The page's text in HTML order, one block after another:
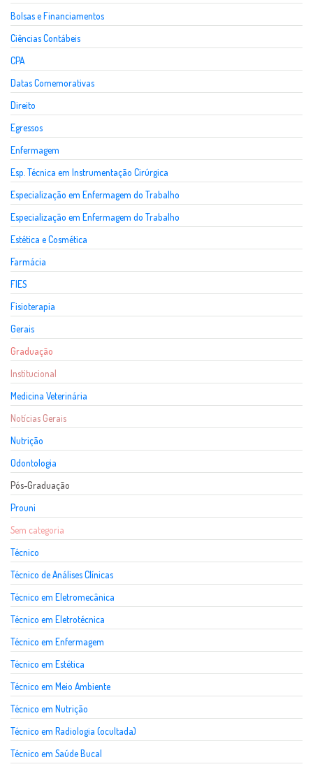
Bolsas e Financiamentos
Ciências Contábeis
CPA
Datas Comemorativas
Direito
Egressos
Enfermagem
Esp. Técnica em Instrumentação Cirúrgica
Especialização em Enfermagem do Trabalho
Especialização em Enfermagem do Trabalho
Estética e Cosmética
Farmácia
FIES
Fisioterapia
Gerais
Graduação
Institucional
Medicina Veterinária
Notícias Gerais
Nutrição
Odontologia
Pós-Graduação
Prouni
Sem categoria
Técnico
Técnico de Análises Clínicas
Técnico em Eletromecânica
Técnico em Eletrotécnica
Técnico em Enfermagem
Técnico em Estética
Técnico em Meio Ambiente
Técnico em Nutrição
Técnico em Radiologia (ocultada)
Técnico em Saúde Bucal